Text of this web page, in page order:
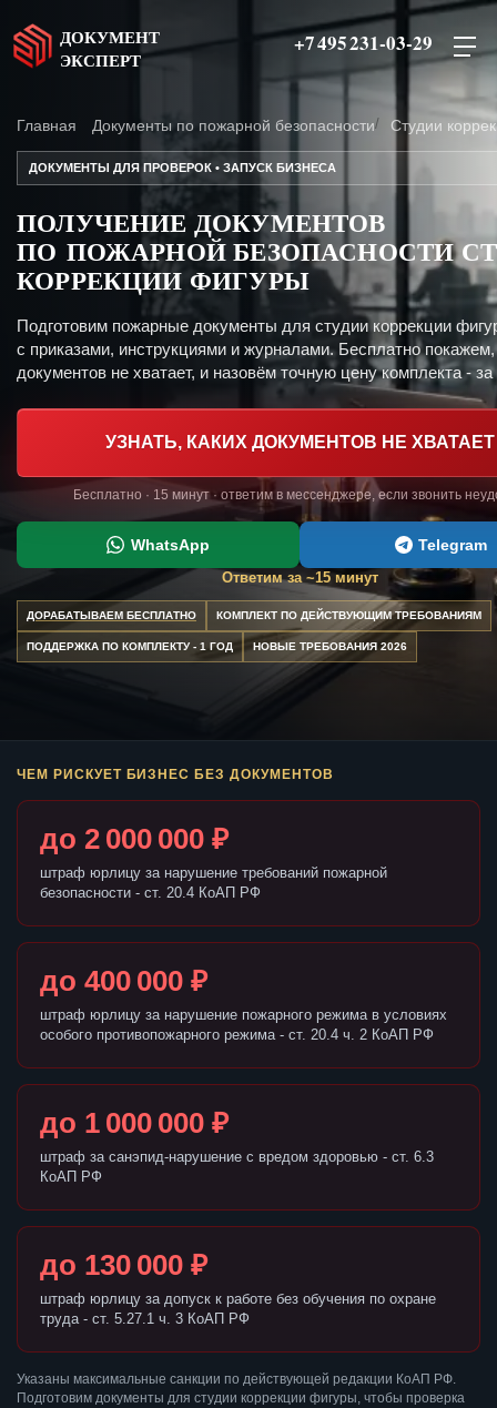
ДОКУМЕНТ
ЭКСПЕРТ
+7 495 231-03-29
Главная Документы по пожарной безопасности Студии
ДОКУМЕНТЫ ДЛЯ ПРОВЕРОК • ЗАПУСК БИЗНЕСА
ПОЛУЧЕНИЕ ДОКУМЕНТОВ
ПО ПОЖАРНОЙ БЕЗОПАСНОСТИ
КОРРЕКЦИИ ФИГУРЫ
Подготовим пожарные документы для студии коррекции
с приказами, инструкциями и журналами. Бесплатно покажем,
документов не хватает, и назовём точную цену комплекта - за
УЗНАТЬ, КАКИХ ДОКУМЕНТОВ НЕ ХВАТАЕТ
Бесплатно · 15 минут · ответим в мессенджере, если звонить
WhatsApp Telegram
Ответим за ~15 минут
ДОРАБАТЫВАЕМ БЕСПЛАТНО КОМПЛЕКТ ПО ДЕЙСТВУЮЩИМ ТРЕБОВАНИЯМ
ПОДДЕРЖКА ПО КОМПЛЕКТУ - 1 ГОД НОВЫЕ ТРЕБОВАНИЯ 2026
ЧЕМ РИСКУЕТ БИЗНЕС БЕЗ ДОКУМЕНТОВ
до 2 000 000 ₽
штраф юрлицу за нарушение требований пожарной
безопасности - ст. 20.4 КоАП РФ
до 400 000 ₽
штраф юрлицу за нарушение пожарного режима в условиях
особого противопожарного режима - ст. 20.4 ч. 2 КоАП РФ
до 1 000 000 ₽
штраф за санэпид-нарушение с вредом здоровью - ст. 6.3
КоАП РФ
до 130 000 ₽
штраф юрлицу за допуск к работе без обучения по охране
труда - ст. 5.27.1 ч. 3 КоАП РФ
Указаны максимальные санкции по действующей редакции КоАП РФ.
Подготовим документы для студии коррекции фигуры, чтобы проверка